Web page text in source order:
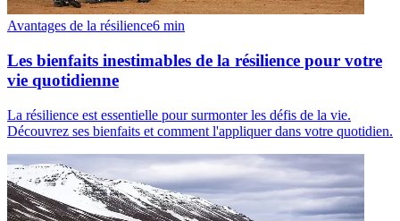
Avantages de la résilience6 min
Les bienfaits inestimables de la résilience pour votre
vie quotidienne
La résilience est essentielle pour surmonter les défis de la vie.
Découvrez ses bienfaits et comment l'appliquer dans votre quotidien.